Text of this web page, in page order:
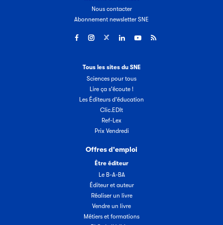
Nous contacter
Abonnement newsletter SNE
Tous les sites du SNE
Sciences pour tous
Lire ça s'écoute !
Les Éditeurs d'éducation
Clic.EDIt
Ref-Lex
Prix Vendredi
Offres d'emploi
Être éditeur
Le B-A-BA
Éditeur et auteur
Réaliser un livre
Vendre un livre
Métiers et formations